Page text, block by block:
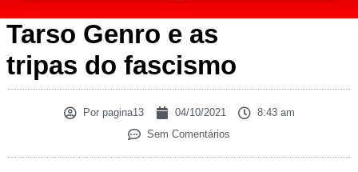
Tarso Genro e as
tripas do fascismo
Porpagina13 04/10/2021
8:43 am
Sem Comentários